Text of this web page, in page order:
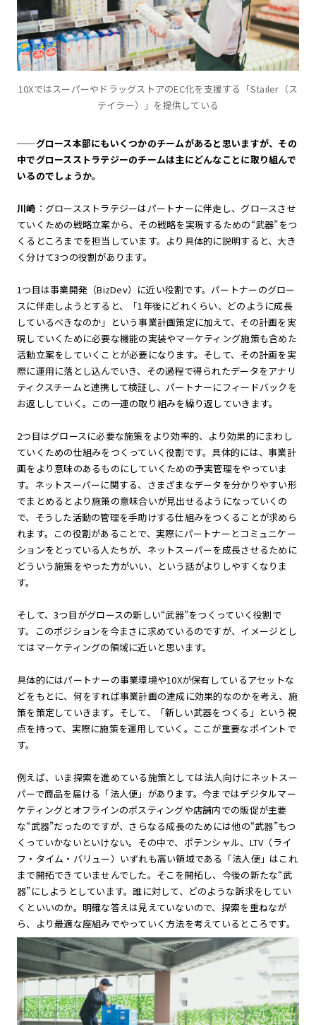
10XではスーパーやドラッグストアのEC化を支援する「Stailer（ス
テイラー）」を提供している
──グロース本部にもいくつかのチームがあると思いますが、その
中でグロースストラテジーのチームは主にどんなことに取り組んで
いるのでしょうか。
川崎 ：グロースストラテジーはパートナーに伴走し、グロースさせ
ていくための戦略立案から、その戦略を実現するための“武器”をつ
くるところまでを担当しています。より具体的に説明すると、大き
く分けて3つの役割があります。
1つ目は事業開発（BizDev）に近い役割です。パートナーのグロー
スに伴走しようとすると、「1年後にどれくらい、どのように成長
しているべきなのか」という事業計画策定に加えて、その計画を実
現していくために必要な機能の実装やマーケティング施策も含めた
活動立案をしていくことが必要になります。そして、その計画を実
際に運用に落とし込んでいき、その過程で得られたデータをアナリ
ティクスチームと連携して検証し、パートナーにフィードバックを
お返ししていく。この一連の取り組みを繰り返していきます。
2つ目はグロースに必要な施策をより効率的、より効果的にまわし
ていくための仕組みをつくっていく役割です。具体的には、事業計
画をより意味のあるものにしていくための予実管理をやっていま
す。ネットスーパーに関する、さまざまなデータを分かりやすい形
でまとめるとより施策の意味合いが見出せるようになっていくの
で、そうした活動の管理を手助けする仕組みをつくることが求めら
れます。この役割があることで、実際にパートナーとコミュニケー
ションをとっている人たちが、ネットスーパーを成長させるために
どういう施策をやった方がいい、という話がよりしやすくなりま
す。
そして、3つ目がグロースの新しい“武器”をつくっていく役割で
す。このポジションを今まさに求めているのですが、イメージとし
てはマーケティングの領域に近いと思います。
具体的にはパートナーの事業環境や10Xが保有しているアセットな
どをもとに、何をすれば事業計画の達成に効果的なのかを考え、施
策を策定していきます。そして、「新しい武器をつくる」という視
点を持って、実際に施策を運用していく。ここが重要なポイントで
す。
例えば、いま探索を進めている施策としては法人向けにネットスー
パーで商品を届ける「法人便」があります。今まではデジタルマー
ケティングとオフラインのポスティングや店舗内での販促が主要
な“武器”だったのですが、さらなる成長のためには他の“武器”もつ
くっていかないといけない。その中で、ポテンシャル、LTV（ライ
フ・タイム・バリュー）いずれも高い領域である「法人便」はこれ
まで開拓できていませんでした。そこを開拓し、今後の新たな“武
器”にしようとしています。誰に対して、どのような訴求をしてい
くといいのか。明確な答えは見えていないので、探索を重ねなが
ら、より最適な座組みでやっていく方法を考えているところです。